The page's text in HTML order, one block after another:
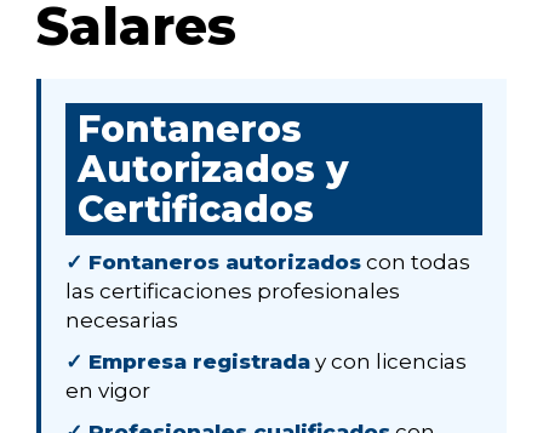
Salares
Fontaneros
Autorizados y
Certificados
✓ Fontaneros autorizados con todas
las certificaciones profesionales
necesarias
✓ Empresa registrada y con licencias
en vigor